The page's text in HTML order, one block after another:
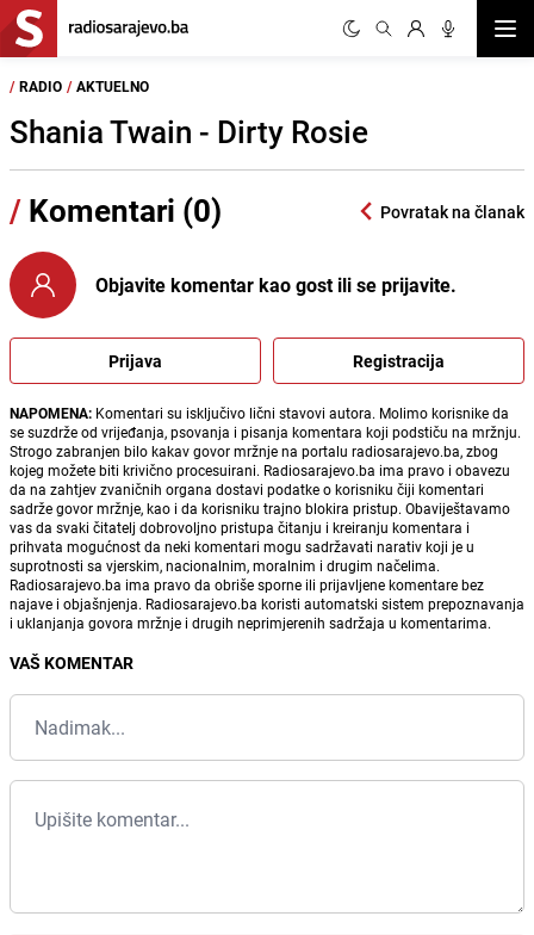
/ RADIO / AKTUELNO
Shania Twain - Dirty Rosie
/ Komentari (0) Povratak na članak
Objavite komentar kao gost ili se prijavite.
Prijava Registracija
NAPOMENA: Komentari su isključivo lični stavovi autora. Molimo korisnike da
se suzdrže od vrijeđanja, psovanja i pisanja komentara koji podstiču na mržnju.
Strogo zabranjen bilo kakav govor mržnje na portalu radiosarajevo.ba, zbog
kojeg možete biti krivično procesuirani. Radiosarajevo.ba ima pravo i obavezu
da na zahtjev zvaničnih organa dostavi podatke o korisniku čiji komentari
sadrže govor mržnje, kao i da korisniku trajno blokira pristup. Obaviještavamo
vas da svaki čitatelj dobrovoljno pristupa čitanju i kreiranju komentara i
prihvata mogućnost da neki komentari mogu sadržavati narativ koji je u
suprotnosti sa vjerskim, nacionalnim, moralnim i drugim načelima.
Radiosarajevo.ba ima pravo da obriše sporne ili prijavljene komentare bez
najave i objašnjenja. Radiosarajevo.ba koristi automatski sistem prepoznavanja
i uklanjanja govora mržnje i drugih neprimjerenih sadržaja u komentarima.
VAŠ KOMENTAR